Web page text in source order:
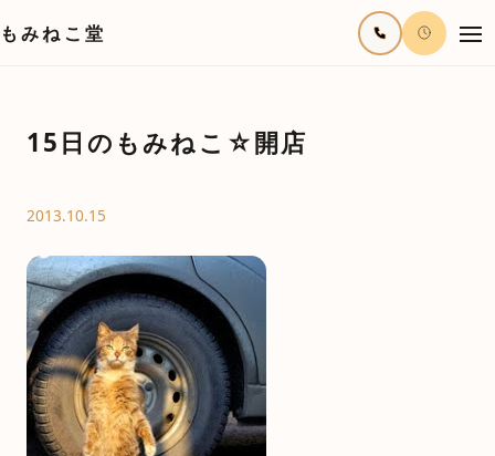
もみねこ堂
15日のもみねこ☆開店
2013.10.15